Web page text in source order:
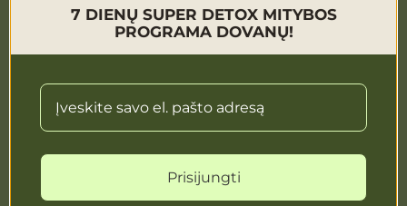
Naudinga žinoti
Konsultacija apie produktus, Užsakymus:
studija@grasole.com
Užsakymai telefonu:
7 DIENŲ SUPER DETOX MITYBOS
PROGRAMA DOVANŲ!
Prisijungti